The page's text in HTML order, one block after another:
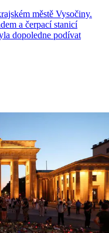
městě Vysočiny.
a čerpací stanicí
dopoledne podívat